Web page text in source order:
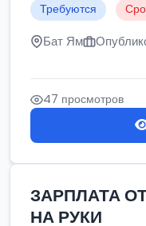
Требуются
Бат Ям
47 просмотров
ЗАРПЛАТА
НА РУКИ